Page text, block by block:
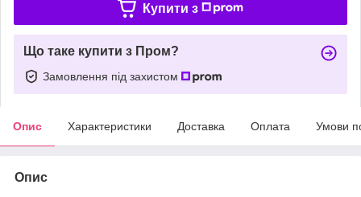
Купити з
Що таке купити з Пром?
Замовлення під захистом
Опис Характеристики Доставка Оплата Умови
Опис